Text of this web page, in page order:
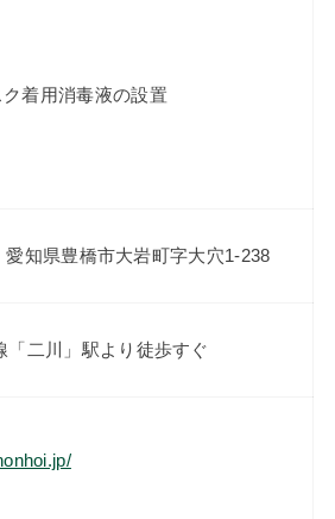
着用消毒液の設置
知県豊橋市大岩町字大穴1-238
「二川」駅より徒歩すぐ